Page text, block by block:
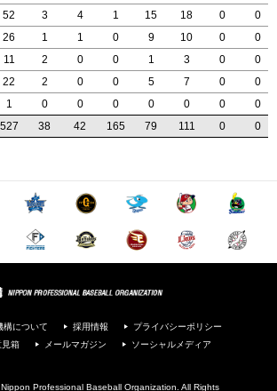
52 3 4 1 15 18 0
0
26 1 1 0 9 10 0
0
11 2 0 0 1 3 0
0
22 2 0 0 5 7 0
0
1 0 0 0 0 0 0
0
527 38 42 165 79 111 0 0
52 3 4 1 15 18 0
0
26 1 1 0 9 10 0
0
11 2 0 0 1 3 0
0
22 2 0 0 5 7 0
0
1 0 0 0 0 0 0
0
527 38 42 165 79 111 0 0
52 3 4 1 15 18 0
0
26 1 1 0 9 10 0
0
11 2 0 0 1 3 0
0
22 2 0 0 5 7 0
0
1 0 0 0 0 0 0
0
527 38 42 165 79 111 0 0
52 3 4 1 15 18 0
0
26 1 1 0 9 10 0
0
11 2 0 0 1 3 0
0
22 2 0 0 5 7 0
0
1 0 0 0 0 0 0
0
527 38 42 165 79 111 0 0
構について 採用情報
プライバシーポリシー
見箱 メールマガジン
ソーシャルメディア
Professional Baseball Organization. All Rights